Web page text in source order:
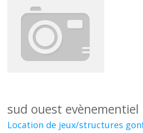
sud ouest evènementiel
Location de jeux/structures